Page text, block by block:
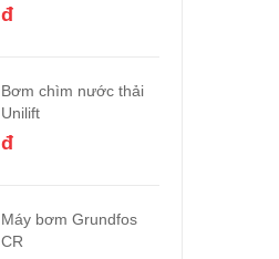
đ
Bơm chìm nước thải
Unilift
đ
Máy bơm Grundfos
CR